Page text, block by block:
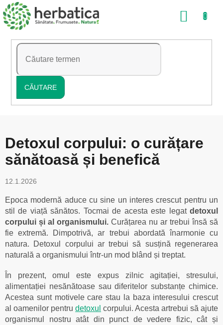
Treci
la
conținut
CĂUTARE
COŞ
Detoxul corpului: o curățare
sănătoasă și benefică
12.1.2026
Epoca modernă aduce cu sine un interes crescut pentru un
stil de viață sănătos. Tocmai de acesta este legat detoxul
corpului și al organismului. Curățarea nu ar trebui însă să
fie extremă. Dimpotrivă, ar trebui abordată înarmonie cu
natura. Detoxul corpului ar trebui să susțină regenerarea
naturală a organismului într-un mod blând și treptat.
În prezent, omul este expus zilnic agitației, stresului,
alimentației nesănătoase sau diferitelor substanțe chimice.
Acestea sunt motivele care stau la baza interesului crescut
al oamenilor pentru detoxul corpului. Acesta artrebui să ajute
organismul nostru atât din punct de vedere fizic, cât și